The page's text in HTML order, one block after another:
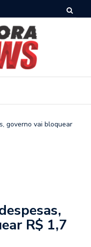
governo vai bloquear
R$ 1,7